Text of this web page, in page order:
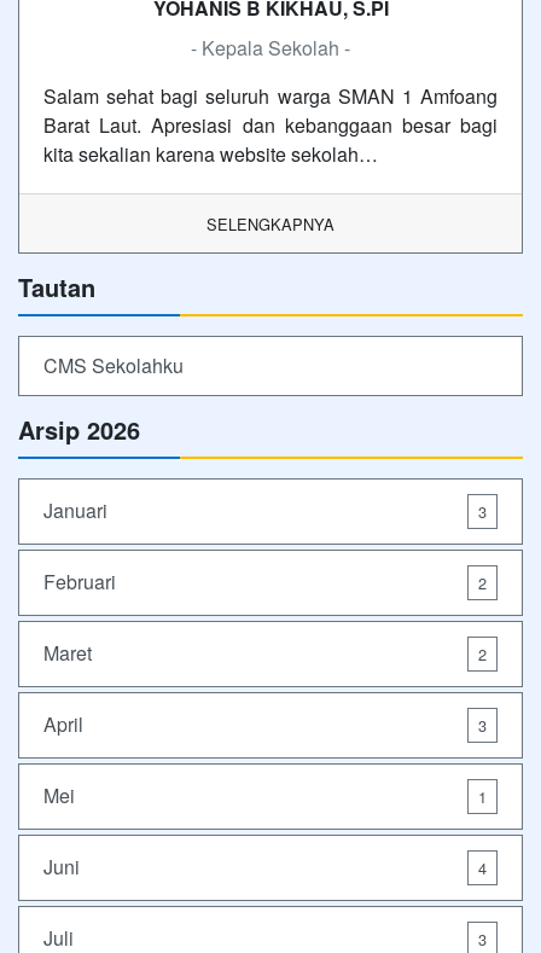
YOHANIS B KIKHAU, S.PI
- Kepala Sekolah -
Salam sehat bagi seluruh warga SMAN 1 Amfoang
Barat Laut. Apresiasi dan kebanggaan besar bagi
kita sekalian karena website sekolah…
SELENGKAPNYA
Tautan
CMS Sekolahku
Arsip 2026
Januari 3
Februari 2
Maret 2
April 3
Mei 1
Juni 4
Juli 3